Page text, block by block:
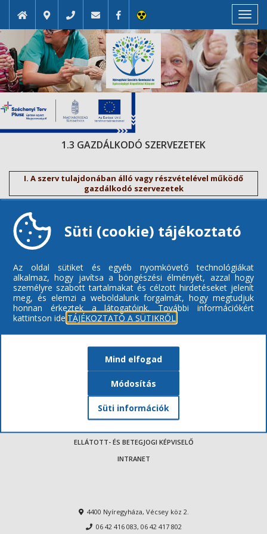
1.3 GAZDÁLKODÓ SZERVEZETEK
I. A szerv tulajdonában álló vagy részvételével működő
gazdálkodó szervezetek
ENGEDÉLYEZETT EGÉSZSÉGÜGYI SZAKMÁK
IMPRESSZUM
VISSZAÉLÉSEK BEJELENTÉSE
INTEGRITÁS/PANASZOK/KÖZÉRDEKŰ BEJELENTÉSEK
ADATVÉDELEM / ADATKEZELÉS
ELLÁTOTT- ÉS BETEGJOGI KÉPVISELŐ
INTRANET
4400 Nyíregyháza, Vécsey köz 2.
06 42 416 083, 06 42 417 802
Süti (cookie) tájékoztató
Az oldal sütiket és egyéb nyomkövető technológiákat
alkalmaz, hogy javítsa a böngészési élményét, azzal hogy
személyre szabott tartalmakat és célzott hirdetéseket jelenít
meg, és elemzi a weboldalunk forgalmát, hogy megtudjuk
honnan érkeztek a látogatóink.
További információkért
kattintson ide: TÁJÉKOZTATÓ A SÜTIKRŐL
Mind elfogad
Módosítás
Süti információk